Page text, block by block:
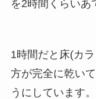
を2時間くらいあ
1時間だと床(カ
方が完全に乾い
うにしています。